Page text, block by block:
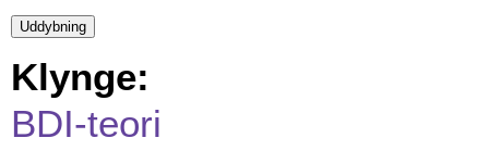
Klynge:
BDI-teori